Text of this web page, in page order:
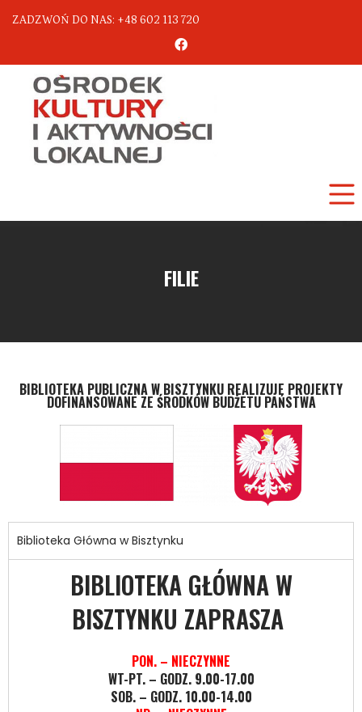
ZADZWOŃ DO NAS: +48 602 113 720
FILIE
BIBLIOTEKA PUBLICZNA W BISZTYNKU REALIZUJE PROJEKTY
DOFINANSOWANE ZE ŚRODKÓW BUDŻETU PAŃSTWA
Biblioteka Główna w Bisztynku
BIBLIOTEKA GŁÓWNA W
BISZTYNKU ZAPRASZA
PON. – NIECZYNNE
WT-PT. – GODZ. 9.00-17.00
SOB. – GODZ. 10.00-14.00